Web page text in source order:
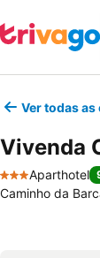
Ver todas as
Vivenda
3 Estrelas
Aparthotel
Caminho da